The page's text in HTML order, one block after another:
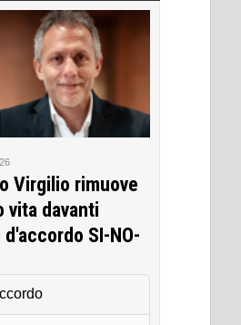
Virgilio rimuove
vita davanti
SI-NO-